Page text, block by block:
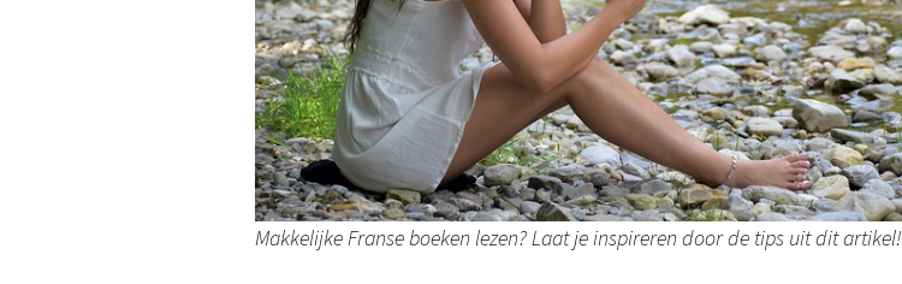
Makkelijke Franse boeken lezen? Laat je inspireren door de tips uit dit artikel!